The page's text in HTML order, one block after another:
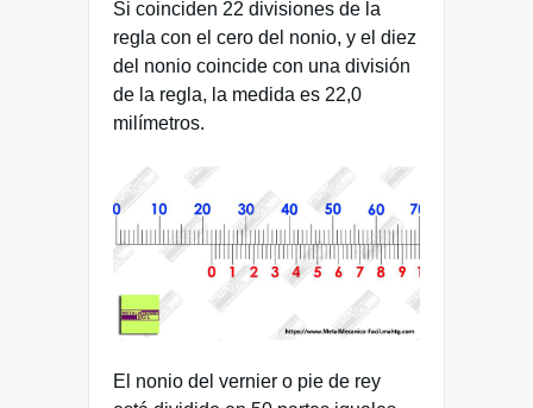
Si coinciden 22 divisiones de la
regla con el cero del nonio, y el diez
del nonio coincide con una división
de la regla, la medida es 22,0
milímetros.
El nonio del vernier o pie de rey